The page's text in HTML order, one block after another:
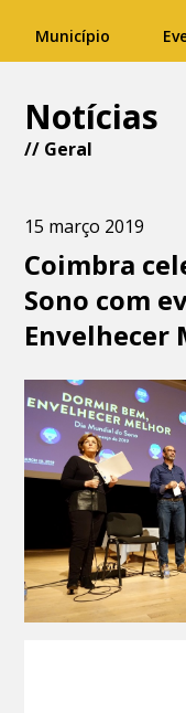
Município
Notícias
// Geral
15 março 2019
Coimbra
Sono com
Envelhecer